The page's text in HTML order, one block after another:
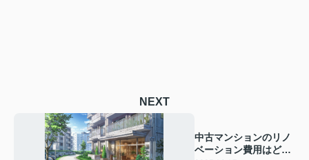
NEXT
中古マンションのリノ
ベーション費用はどれ